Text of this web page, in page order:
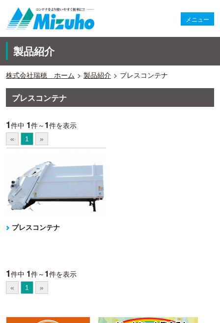
メニュー
製品紹介
株式会社瑞穂 ホーム 製品紹介 プレスコンテナ
プレスコンテナ
1件中 1件～ 1件を表示
« 1 »
プレスコンテナ
1件中 1件～ 1件を表示
« 1 »